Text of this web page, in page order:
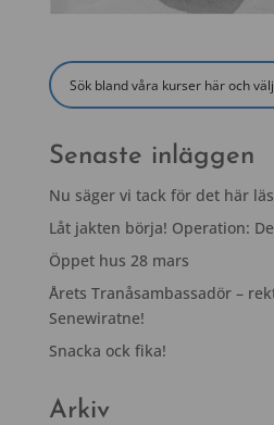
Senaste inläggen
Nu säger vi tack för det här
Låt jakten börja! Operation:
Öppet hus 28 mars
Årets Tranåsambassadör –
Senewiratne!
Snacka ock fika!
Arkiv